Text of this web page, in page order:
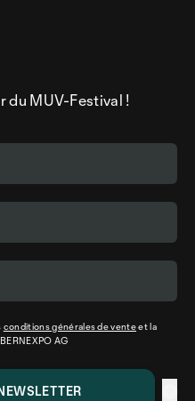
du MUV-Festival !
conditions générales de venteet la
AG